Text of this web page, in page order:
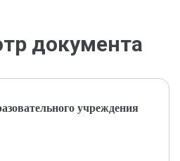
документа
учреждения